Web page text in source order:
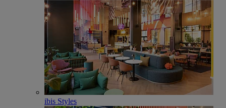
ibis Styles